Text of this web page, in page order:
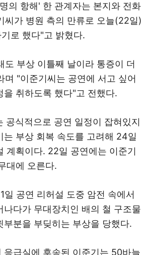
의 항해' 한 관계자는 본지와 전화
씨가 병원 측의 만류로 오늘(22일)
로 했다"고 밝혔다.
도 부상 이틀째 날이라 통증이 더
며 "이준기씨는 공연에 서고 싶어
을 취하도록 했다"고 전했다.
공식적으로 공연 일정이 잡혀있지
는 부상 회복 속도를 고려해 24일
계획이다. 22일 공연에는 이준기
대에 오른다.
일 공연 리허설 도중 암전 속에서
나다가 무대장치인 배의 철 구조물
부분을 부딪히는 부상을 당했다.
응급실에 후송된 이준기는 50바늘